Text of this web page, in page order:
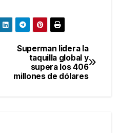
Superman lidera la
taquilla global y
supera los 406
millones de dólares